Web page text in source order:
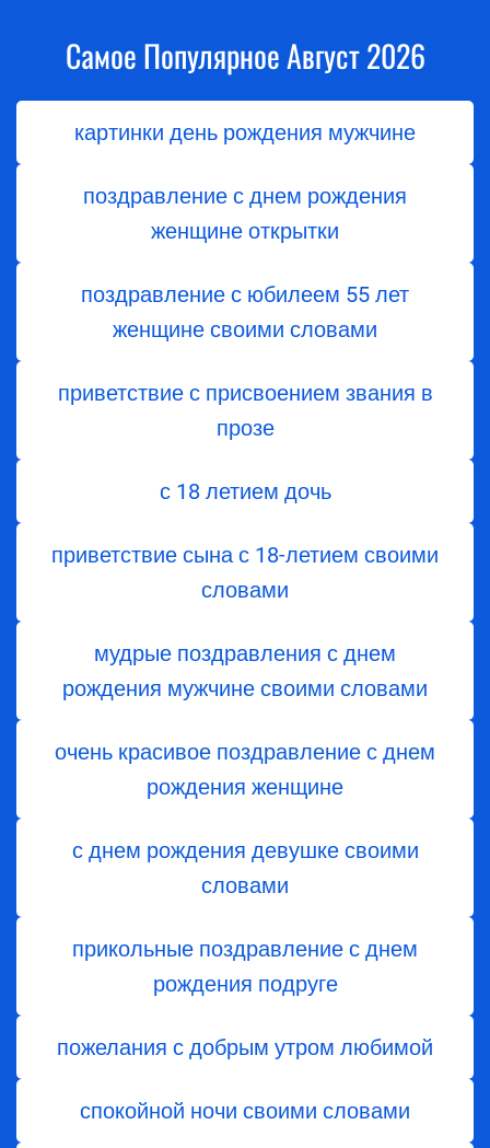
Самое Популярное Август 2026
картинки день рождения мужчине
поздравление с днем рождения
женщине открытки
поздравление с юбилеем 55 лет
женщине своими словами
приветствие с присвоением звания в
прозе
с 18 летием дочь
приветствие сына с 18-летием своими
словами
мудрые поздравления с днем
рождения мужчине своими словами
очень красивое поздравление с днем
рождения женщине
с днем рождения девушке своими
словами
прикольные поздравление с днем
рождения подруге
пожелания с добрым утром любимой
спокойной ночи своими словами